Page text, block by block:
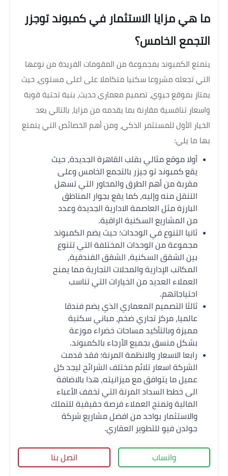
ما هي مزايا الاستثمار في كمبوند توجزر
التجمع الخامس؟
يتمتع الكمبوند بمجموعة من المقومات الفريدة من نوعها
التي تجعله مشروعا سكنيا متكاملا على اعلى مستوى، حيث
يمتاز بموقع حيوي، تصميم معماري حديث، بنية تحتية قوية
واسعار تنافسية مقارنة بما يقدمه من مزايا، بالتالي يعد
الخيار الأول للمستثمر الذكي، ومن أهم الخصائص التي يتمتع
بها ما يلي:
أولا موقع مثالي بقلب القاهرة الجديدة، حيث
يقع كمبوند تو جيزر بالتجمع الخامس وعلى
مقربة من أهم الطرق والمحاور التي تسهل
التنقل منه وإليه، كما يقع بجوار المناطق
البارزة مثل العاصمة الادارية الجديدة وعدد
من المشاريع السكنية الراقية.
ثانيا التنوع في الوحدات؛ حيث يضم الكمبوند
مجموعة من الوحدات المختلفة التي تتنوع
بين الشقق السكنية، الشقق الفندقية،
المكاتب الإدارية والمحلات التجارية مما يمنح
العملاء العديد من الخيارات التي تناسب
احتياجاتهم.
ثالثا التصميم المعماري الذي يضم فندقا
عالميا، مركز تجاري ضخم، مباني سكنية
مميزة وبالتأكيد مساحات خضراء موزعة
بشكل منسق بجميع الأرجاء بالكمبوند.
رابعا الاسعار والانظمة المرنة؛ فقد قدمت
الشركة اسعار تلائم مختلف الشرائح ليجد كل
عميل ما يتوافق مع ميزانيته، هذا بالاضافة
الى خطط السداد المرنة التي تخفف الأعباء
المالية وتمنح العملاء فرصة حقيقية للتملك
والاستثمار بواحد من افضل مشاريع شركة
جولدن فيو للتطوير العقاري.
واتساب اتصل بنا